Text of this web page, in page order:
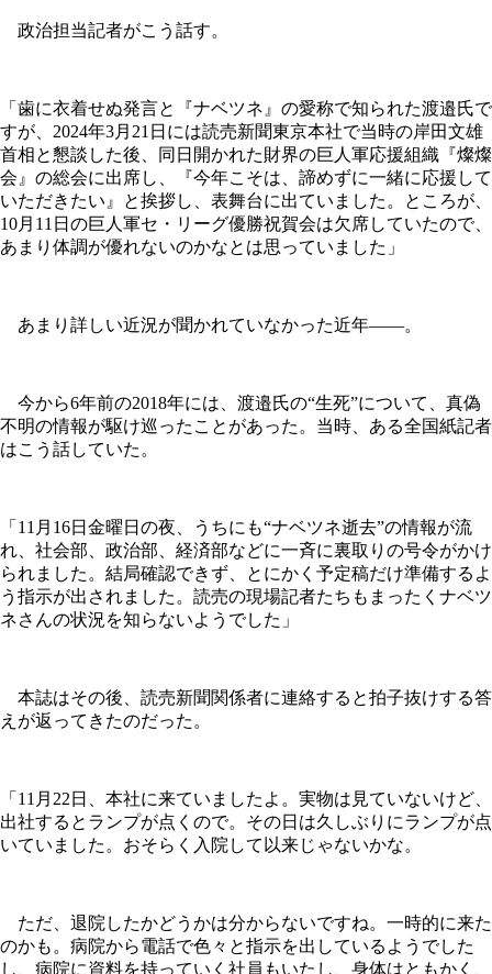
政治担当記者がこう話す。
「歯に衣着せぬ発言と『ナベツネ』の愛称で知られた渡邉氏で
すが、2024年3月21日には読売新聞東京本社で当時の岸田文雄
首相と懇談した後、同日開かれた財界の巨人軍応援組織『燦燦
会』の総会に出席し、『今年こそは、諦めずに一緒に応援して
いただきたい』と挨拶し、表舞台に出ていました。ところが、
10月11日の巨人軍セ・リーグ優勝祝賀会は欠席していたので、
あまり体調が優れないのかなとは思っていました」
あまり詳しい近況が聞かれていなかった近年——。
今から6年前の2018年には、渡邉氏の“生死”について、真偽
不明の情報が駆け巡ったことがあった。当時、ある全国紙記者
はこう話していた。
「11月16日金曜日の夜、うちにも“ナベツネ逝去”の情報が流
れ、社会部、政治部、経済部などに一斉に裏取りの号令がかけ
られました。結局確認できず、とにかく予定稿だけ準備するよ
う指示が出されました。読売の現場記者たちもまったくナベツ
ネさんの状況を知らないようでした」
本誌はその後、読売新聞関係者に連絡すると拍子抜けする答
えが返ってきたのだった。
「11月22日、本社に来ていましたよ。実物は見ていないけど、
出社するとランプが点くので。その日は久しぶりにランプが点
いていました。おそらく入院して以来じゃないかな。
ただ、退院したかどうかは分からないですね。一時的に来た
のかも。病院から電話で色々と指示を出しているようでした
し、病院に資料を持っていく社員もいたし、身体はともかく、